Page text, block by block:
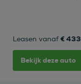
Leasen vanaf €
Bekijk deze auto